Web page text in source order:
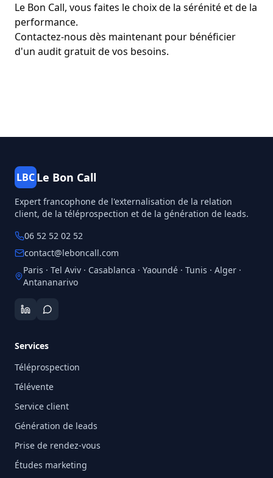
Le Bon Call, vous faites le choix de la sérénité et de la
performance.
Contactez-nous dès maintenant pour bénéficier
d'un audit gratuit de vos besoins.
LBCLe Bon Call
Expert francophone de l'externalisation de la relation
client, de la téléprospection et de la génération de leads.
06 52 52 02 52
contact@leboncall.com
Paris · Tel Aviv · Casablanca · Yaoundé · Tunis · Alger ·
Antananarivo
Services
Téléprospection
Télévente
Service client
Génération de leads
Prise de rendez-vous
Études marketing